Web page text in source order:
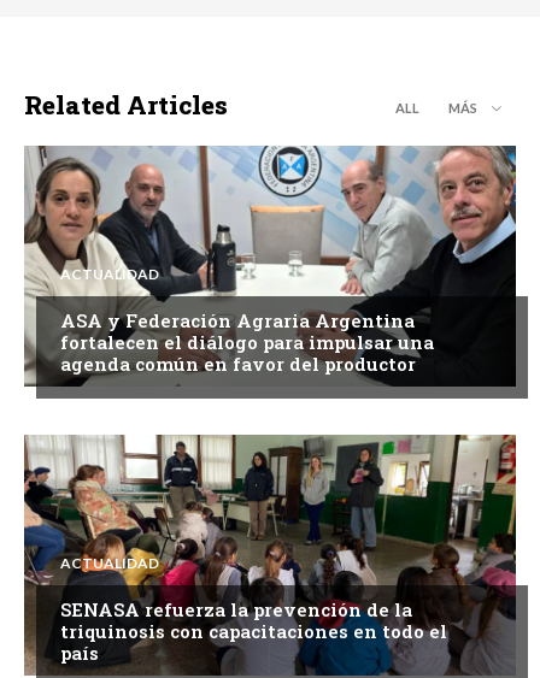
Related Articles ALL MÁS
ACTUALIDAD
ASA y Federación Agraria Argentina
fortalecen el diálogo para impulsar una
agenda común en favor del productor
ACTUALIDAD
SENASA refuerza la prevención de la
triquinosis con capacitaciones en todo el
país